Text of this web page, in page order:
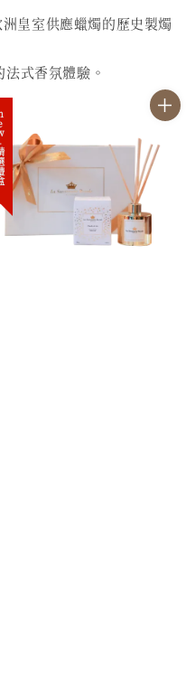
皇室供應蠟燭的歷史製燭
式香氛體驗。
盒